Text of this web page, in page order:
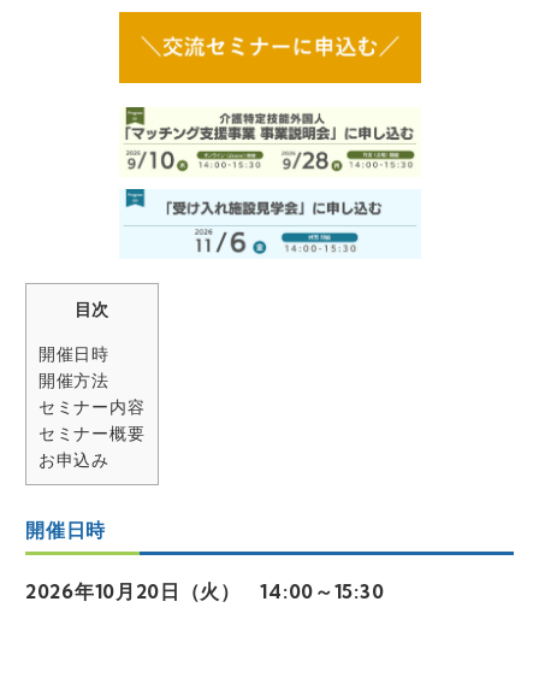
目次
開催日時
開催方法
セミナー内容
セミナー概要
お申込み
開催日時
2026年10月20日（火） 14:00～15:30